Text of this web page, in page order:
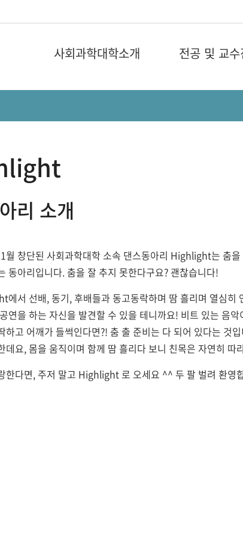
사회과학대학소개 전공 및 교
리 소개
월 창단된 사회과학대학 소속 댄스동아리 Highlight는 춤
동아리입니다. 춤을 잘 추지 못한다구요? 괜찮습니다!
에서 선배, 동기, 후배들과 동고동락하며 땀 흘리며 열심히
연을 하는 자신을 발견할 수 있을 테니까요! 비트 있는 음
하고 어깨가 들썩인다면?! 춤 출 준비는 다 되어 있다는 것
데요, 몸을 움직이며 함께 땀 흘리다 보니 친목은 자연히 따
한다면, 주저 말고 Highlight 로 오세요 ^^ 두 팔 벌려 환영